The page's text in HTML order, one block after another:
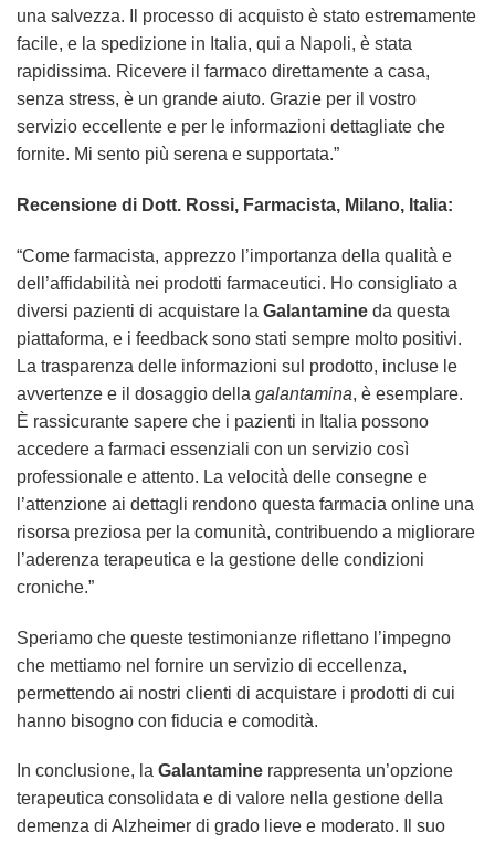
una salvezza. Il processo di acquisto è stato estremamente
facile, e la spedizione in Italia, qui a Napoli, è stata
rapidissima. Ricevere il farmaco direttamente a casa,
senza stress, è un grande aiuto. Grazie per il vostro
servizio eccellente e per le informazioni dettagliate che
fornite. Mi sento più serena e supportata.”
Recensione di Dott. Rossi, Farmacista, Milano, Italia:
“Come farmacista, apprezzo l’importanza della qualità e
dell’affidabilità nei prodotti farmaceutici. Ho consigliato a
diversi pazienti di acquistare la Galantamine da questa
piattaforma, e i feedback sono stati sempre molto positivi.
La trasparenza delle informazioni sul prodotto, incluse le
avvertenze e il dosaggio della galantamina, è esemplare.
È rassicurante sapere che i pazienti in Italia possono
accedere a farmaci essenziali con un servizio così
professionale e attento. La velocità delle consegne e
l’attenzione ai dettagli rendono questa farmacia online una
risorsa preziosa per la comunità, contribuendo a migliorare
l’aderenza terapeutica e la gestione delle condizioni
croniche.”
Speriamo che queste testimonianze riflettano l’impegno
che mettiamo nel fornire un servizio di eccellenza,
permettendo ai nostri clienti di acquistare i prodotti di cui
hanno bisogno con fiducia e comodità.
In conclusione, la Galantamine rappresenta un’opzione
terapeutica consolidata e di valore nella gestione della
demenza di Alzheimer di grado lieve e moderato. Il suo